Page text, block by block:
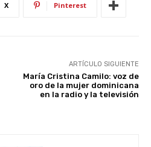
X Pinterest
ARTÍCULO SIGUIENTE
María Cristina Camilo: voz de
oro de la mujer dominicana
en la radio y la televisión